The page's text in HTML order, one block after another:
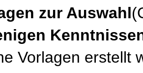
zur Auswahl
Vorlagen erstellt